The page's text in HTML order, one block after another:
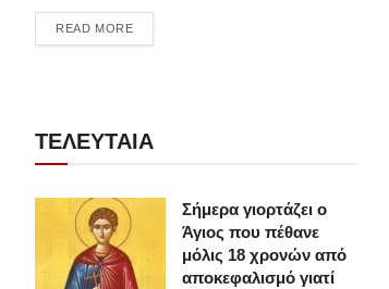
READ MOREDETAILS
ΤΕΛΕΥΤΑΙΑ
Σήμερα γιορτάζει ο
Άγιος που πέθανε
μόλις 18 χρονών από
αποκεφαλισμό γιατί